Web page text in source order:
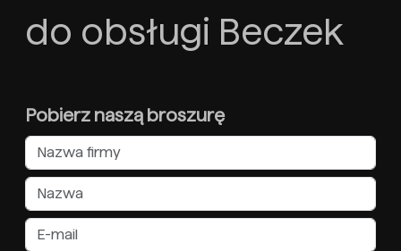
do obsługi Beczek
Pobierz naszą broszurę